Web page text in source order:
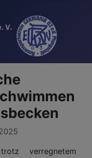
verregnetem